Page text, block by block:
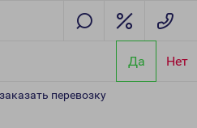
Да Нет
перевозку